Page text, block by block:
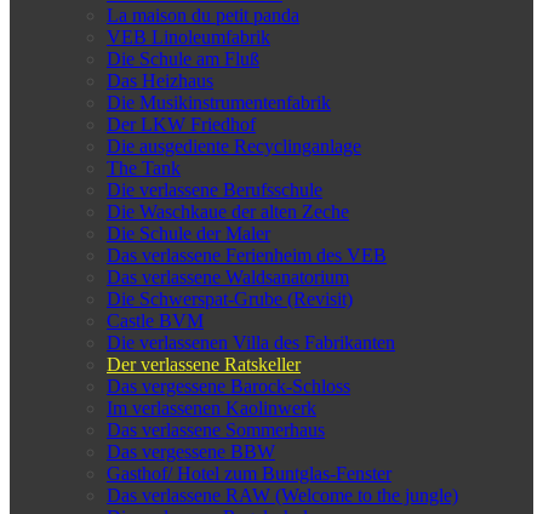
La maison du petit panda
VEB Linoleumfabrik
Die Schule am Fluß
Das Heizhaus
Die Musikinstrumentenfabrik
Der LKW Friedhof
Die ausgediente Recyclinganlage
The Tank
Die verlassene Berufsschule
Die Waschkaue der alten Zeche
Die Schule der Maler
Das verlassene Ferienheim des VEB
Das verlassene Waldsanatorium
Die Schwerspat-Grube (Revisit)
Castle BVM
Die verlassenen Villa des Fabrikanten
Der verlassene Ratskeller
Das vergessene Barock-Schloss
Im verlassenen Kaolinwerk
Das verlassene Sommerhaus
Das vergessene BBW
Gasthof/ Hotel zum Buntglas-Fenster
Das verlassene RAW (Welcome to the jungle)